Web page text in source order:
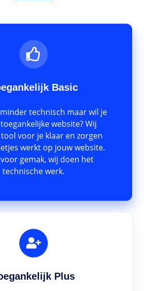
Basic
technisch maar wil je
website? Wij
voor je klaar en zorgen
werkt op jouw website.
voor gemak, wij doen het
technische werk.
Basic
Plus